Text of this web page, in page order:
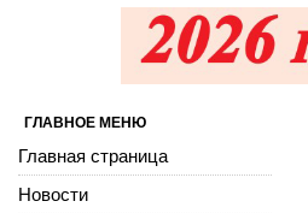
ГЛАВНОЕ МЕНЮ
Главная страница
Новости